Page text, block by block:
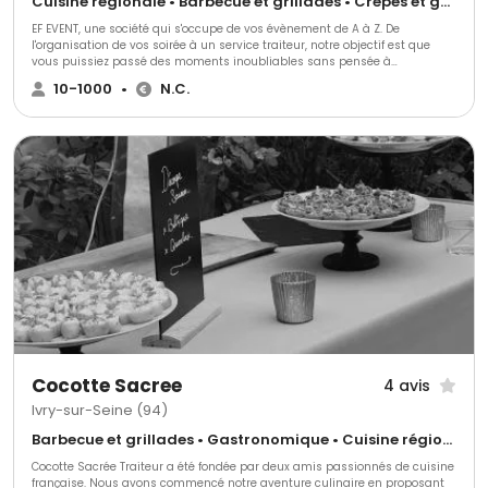
EF EVENT, une société qui s'occupe de vos évènement de A à Z. De
l'organisation de vos soirée à un service traiteur, notre objectif est que
vous puissiez passé des moments inoubliables sans pensée à
l'organisation.
10-1000 • N.C.
Cocotte Sacree 4 avis
Ivry-sur-Seine (94)
Barbecue et grillades • Gastronomique • Cuisine régionale
Cocotte Sacrée Traiteur a été fondée par deux amis passionnés de cuisine
française. Nous avons commencé notre aventure culinaire en proposant